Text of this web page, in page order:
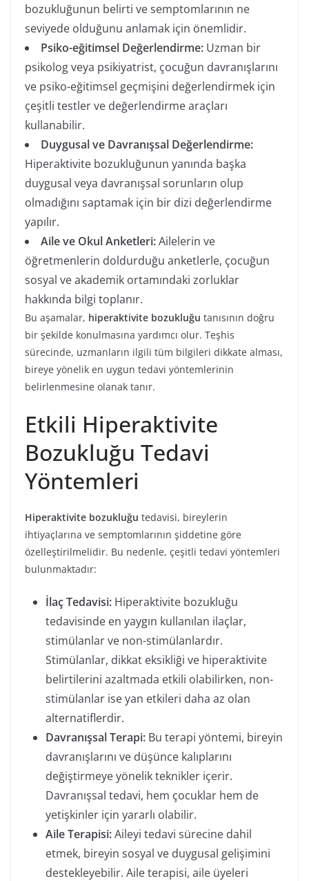
bozukluğunun belirti ve semptomlarının ne
seviyede olduğunu anlamak için önemlidir.
Psiko-eğitimsel Değerlendirme: Uzman bir
psikolog veya psikiyatrist, çocuğun davranışlarını
ve psiko-eğitimsel geçmişini değerlendirmek için
çeşitli testler ve değerlendirme araçları
kullanabilir.
Duygusal ve Davranışsal Değerlendirme:
Hiperaktivite bozukluğunun yanında başka
duygusal veya davranışsal sorunların olup
olmadığını saptamak için bir dizi değerlendirme
yapılır.
Aile ve Okul Anketleri:Ailelerin ve
öğretmenlerin doldurduğu anketlerle, çocuğun
sosyal ve akademik ortamındaki zorluklar
hakkında bilgi toplanır.
Bu aşamalar, hiperaktivite bozukluğu tanısının doğru
bir şekilde konulmasına yardımcı olur. Teşhis
sürecinde, uzmanların ilgili tüm bilgileri dikkate alması,
bireye yönelik en uygun tedavi yöntemlerinin
belirlenmesine olanak tanır.
Etkili Hiperaktivite
Bozukluğu Tedavi
Yöntemleri
Hiperaktivite bozukluğu tedavisi, bireylerin
ihtiyaçlarına ve semptomlarının şiddetine göre
özelleştirilmelidir. Bu nedenle, çeşitli tedavi yöntemleri
bulunmaktadır:
İlaç Tedavisi: Hiperaktivite bozukluğu
tedavisinde en yaygın kullanılan ilaçlar,
stimülanlar ve non-stimülanlardır.
Stimülanlar, dikkat eksikliği ve hiperaktivite
belirtilerini azaltmada etkili olabilirken, non-
stimülanlar ise yan etkileri daha az olan
alternatiflerdir.
Davranışsal Terapi: Bu terapi yöntemi, bireyin
davranışlarını ve düşünce kalıplarını
değiştirmeye yönelik teknikler içerir.
Davranışsal tedavi, hem çocuklar hem de
yetişkinler için yararlı olabilir.
Aile Terapisi:Aileyi tedavi sürecine dahil
etmek, bireyin sosyal ve duygusal gelişimini
destekleyebilir. Aile terapisi, aile üyeleri